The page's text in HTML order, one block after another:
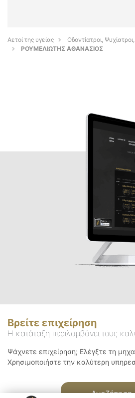
Αετοί της υγείας
Οδοντίατροι,
ΡΟΥΜΕΛΙΩΤΗΣ ΑΘΑΝΑΣΙΟΣ
Βρείτε επιχείρηση
Η κατάταξη περιλαμβάνει τους
Ψάχνετε επιχείρηση; Ελέγξτε τη
Χρησιμοποιήστε την καλύτερη
Αναζήτηση